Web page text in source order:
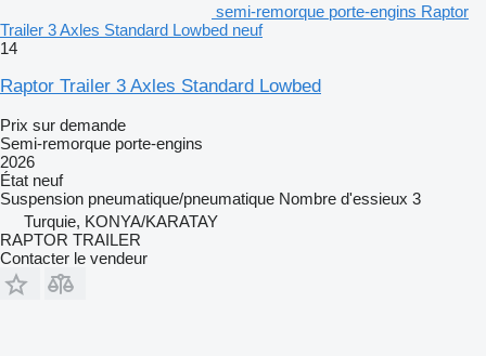
semi-remorque porte-engins Raptor
Trailer 3 Axles Standard Lowbed neuf
14
Raptor Trailer 3 Axles Standard Lowbed
Prix sur demande
Semi-remorque porte-engins
2026
État neuf
Suspension pneumatique/pneumatique Nombre d'essieux 3
Turquie, KONYA/KARATAY
RAPTOR TRAILER
Contacter le vendeur